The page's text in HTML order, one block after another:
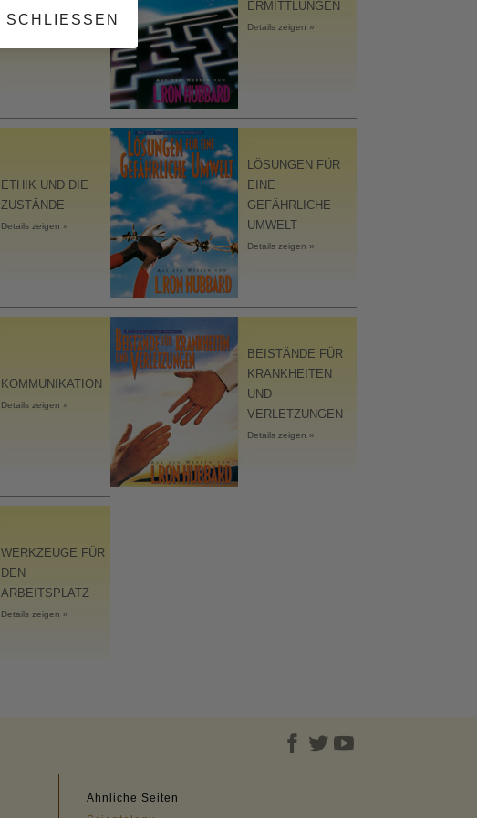
Details zeigen »
ERMITTLUNGEN
Details zeigen »
ETHIK UND DIE
ZUSTÄNDE
Details zeigen »
LÖSUNGEN FÜR
EINE
GEFÄHRLICHE
UMWELT
Details zeigen »
KOMMUNIKATION
Details zeigen »
BEISTÄNDE FÜR
KRANKHEITEN
UND
VERLETZUNGEN
Details zeigen »
WERKZEUGE FÜR
DEN
ARBEITSPLATZ
Details zeigen »
Ähnliche Seiten
SCHLIESSEN